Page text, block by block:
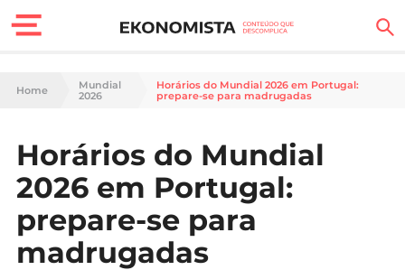
Finanças Pessoais
Carreira
Casa
Lifestyle
Home
Mundial
2026
Horários do Mundial 2026 em Portugal:
prepare-se para madrugadas
Horários do Mundial
2026 em Portugal:
prepare-se para
madrugadas